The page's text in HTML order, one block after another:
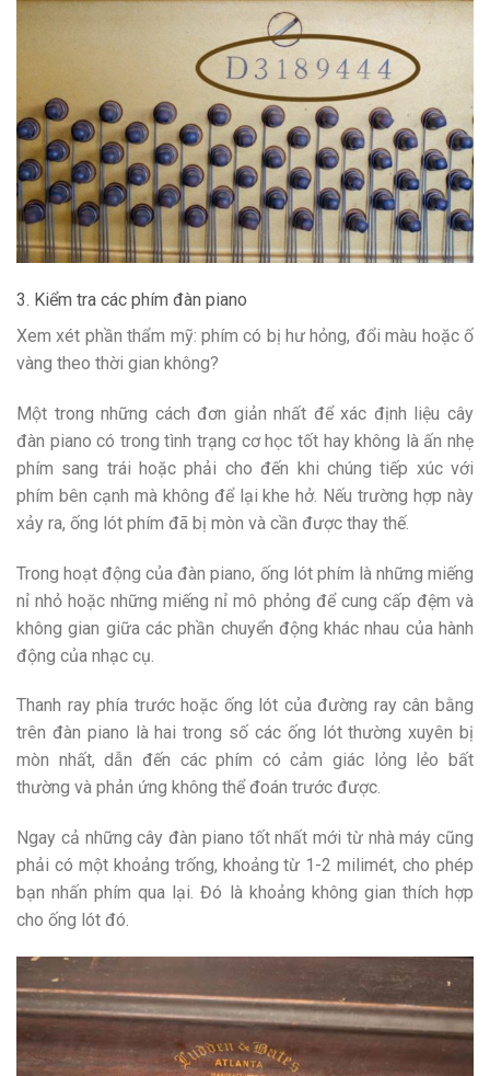
3. Kiểm tra các phím đàn piano
Xem xét phần thẩm mỹ: phím có bị hư hỏng, đổi màu hoặc ố
vàng theo thời gian không?
Một trong những cách đơn giản nhất để xác định liệu cây
đàn piano có trong tình trạng cơ học tốt hay không là ấn nhẹ
phím sang trái hoặc phải cho đến khi chúng tiếp xúc với
phím bên cạnh mà không để lại khe hở. Nếu trường hợp này
xảy ra, ống lót phím đã bị mòn và cần được thay thế.
Trong hoạt động của đàn piano, ống lót phím là những miếng
nỉ nhỏ hoặc những miếng nỉ mô phỏng để cung cấp đệm và
không gian giữa các phần chuyển động khác nhau của hành
động của nhạc cụ.
Thanh ray phía trước hoặc ống lót của đường ray cân bằng
trên đàn piano là hai trong số các ống lót thường xuyên bị
mòn nhất, dẫn đến các phím có cảm giác lỏng lẻo bất
thường và phản ứng không thể đoán trước được.
Ngay cả những cây đàn piano tốt nhất mới từ nhà máy cũng
phải có một khoảng trống, khoảng từ 1-2 milimét, cho phép
bạn nhấn phím qua lại. Đó là khoảng không gian thích hợp
cho ống lót đó.